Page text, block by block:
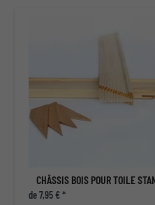
de 7,95 € *